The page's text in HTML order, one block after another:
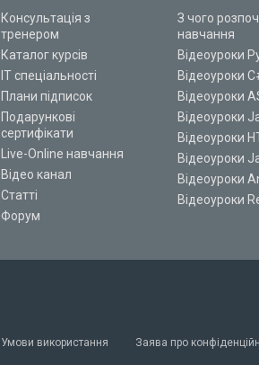
Консультація з
тренером
Каталог курсів
ІТ спеціальності
Плани підписок
Подарункові
сертифікати
Live-Online навчання
Відео канал
Статті
Форум
З чого
навчання
Відеоуроки
Відеоуроки
Відеоуроки
Відеоуроки
Відеоуроки
Відеоуроки
Відеоуроки
Відеоуроки
Умови використання Заява про